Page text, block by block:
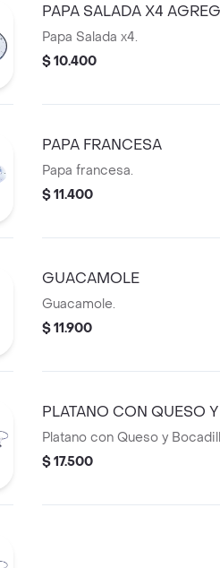
PAPA SALADA X4
Papa Salada x4.
$ 10.400
PAPA FRANCESA
Papa francesa.
$ 11.400
GUACAMOLE
Guacamole.
$ 11.900
PLATANO CON QUESO
Platano con Queso y
$ 17.500